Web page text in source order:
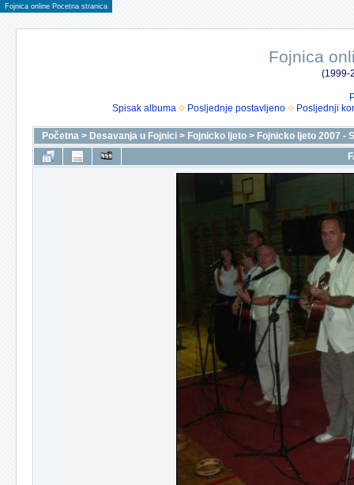
Fojnica online Pocetna stranica
Fojnica
(1999-
Spisak albuma
Posljednje postavljeno Posljednji
Početna > Desavanja u Fojnici > Fojnicko ljeto > Fojnicko ljeto 2007 -